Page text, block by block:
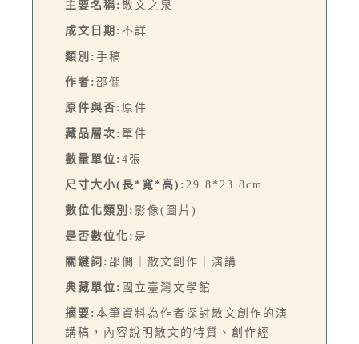
主要名稱: 散文之泉
成文日期: 不詳
類別: 手稿
作者: 邵僩
原件與否: 原件
藏品層次: 單件
數量單位: 4張
尺寸大小(長*寬*高): 29.8*23.8cm
數位化類別: 影像(圖片)
是否數位化: 是
關鍵詞: 邵僩｜散文創作｜演講
典藏單位: 國立臺灣文學館
摘要: 本筆資料為作者探討散文創作的演
講稿，內容說明散文的特質、創作經